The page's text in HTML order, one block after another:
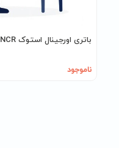
باتری اورجینال استوک NCR
ناموجود